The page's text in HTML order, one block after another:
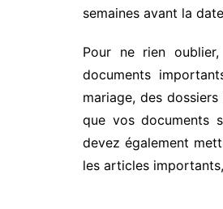
semaines avant la
Pour ne rien oublier,
documents
mariage, des
que vos documents
devez également
les articles